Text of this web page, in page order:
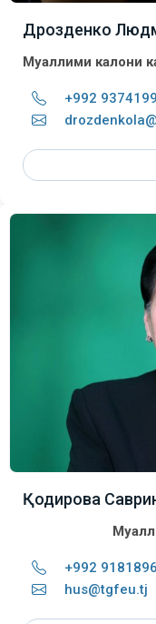
Дрозденко
Муаллими калони
+992
Қодирова
+992
hus@tgfeu.tj